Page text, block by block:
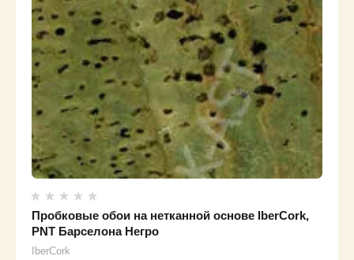
Пробковые обои на нетканной основе IberCork,
PNT Барселона Негро
IberCork